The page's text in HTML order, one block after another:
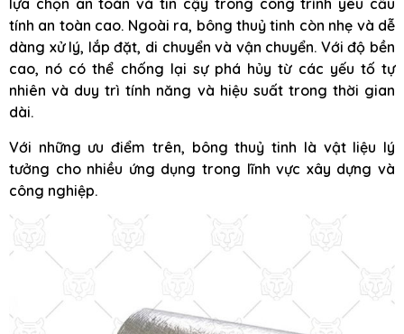
lựa chọn an toàn và tin cậy trong công trình yêu cầu
tính an toàn cao. Ngoài ra, bông thuỷ tinh còn nhẹ và dễ
dàng xử lý, lắp đặt, di chuyển và vận chuyển. Với độ bền
cao, nó có thể chống lại sự phá hủy từ các yếu tố tự
nhiên và duy trì tính năng và hiệu suất trong thời gian
dài.
Với những ưu điểm trên, bông thuỷ tinh là vật liệu lý
tưởng cho nhiều ứng dụng trong lĩnh vực xây dựng và
công nghiệp.